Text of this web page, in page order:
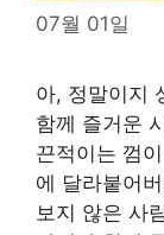
07월 01일
아, 정말이지
함께 즐거운
끈적이는 껌
에 달라붙어
보지 않은 사